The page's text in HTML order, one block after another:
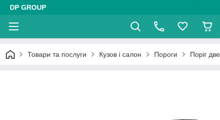
DP GROUP
Товари та послуги Кузов і салон Пороги Поріг